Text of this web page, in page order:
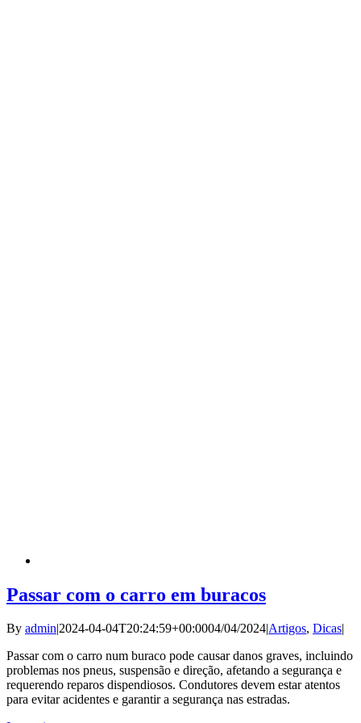
Passar com o carro em buracos
By admin|2024-04-04T20:24:59+00:0004/04/2024|Artigos, Dicas|
Passar com o carro num buraco pode causar danos graves, incluindo
problemas nos pneus, suspensão e direção, afetando a segurança e
requerendo reparos dispendiosos. Condutores devem estar atentos
para evitar acidentes e garantir a segurança nas estradas.